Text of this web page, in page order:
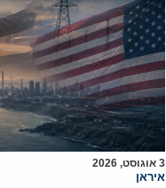
3 אוגוסט, 2026
איראן